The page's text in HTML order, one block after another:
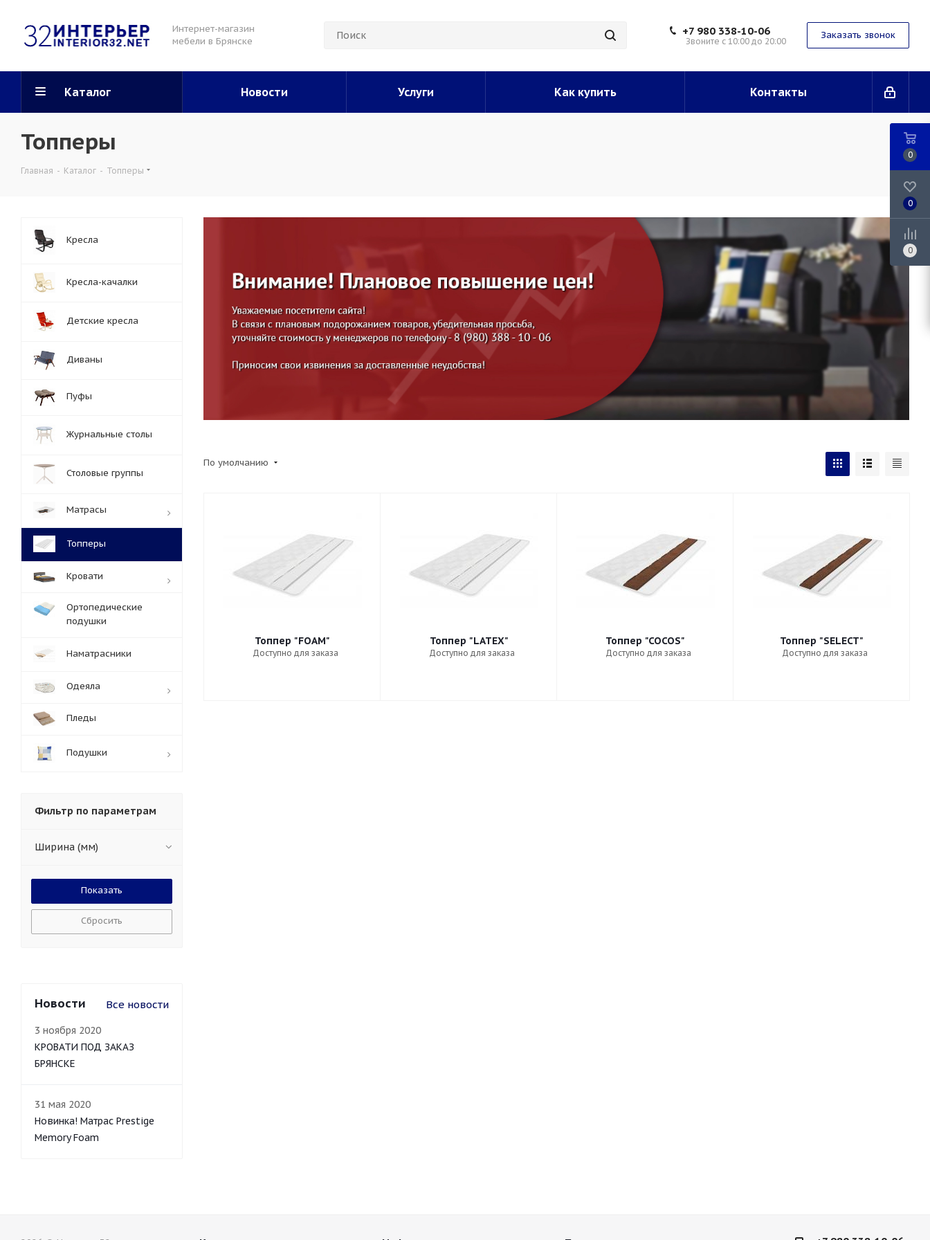
Интернет-магазин
мебели в Брянске
+7 980 338-10-06
Звоните с 10:00 до 20:00
Заказать звонок
Каталог Новости Услуги Как купить Контакты
Топперы
Главная - Каталог - Топперы
По умолчанию
Топпер "FOAM"
Доступно для заказа
Топпер "LATEX"
Доступно для заказа
Топпер "COCOS"
Доступно для заказа
Топпер "SELECT"
Доступно для заказа
Кресла
Кресла-качалки
Детские кресла
Диваны
Пуфы
Журнальные столы
Столовые группы
Матрасы
Топперы
Кровати
Ортопедические
подушки
Наматрасники
Одеяла
Пледы
Подушки
Фильтр по параметрам
Ширина (мм)
Сбросить
Новости Все новости
3 ноября 2020
КРОВАТИ ПОД ЗАКАЗ
БРЯНСКЕ
31 мая 2020
Новинка! Матрас Prestige
Memory Foam
0
0
0